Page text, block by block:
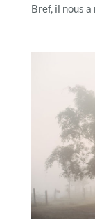
Bref, il nous